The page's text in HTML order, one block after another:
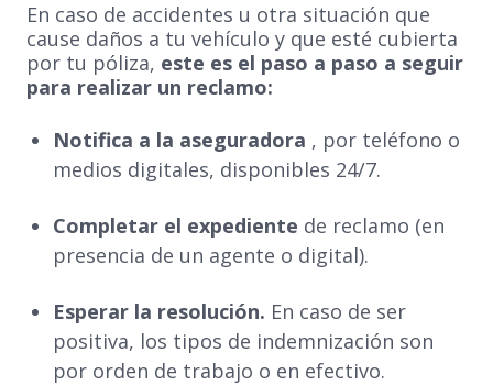
En caso de accidentes u otra situación que
cause daños a tu vehículo y que esté cubierta
por tu póliza, este es el paso a paso a seguir
para realizar un reclamo:
Notifica a la aseguradora , por teléfono o
medios digitales, disponibles 24/7.
Completar el expediente de reclamo (en
presencia de un agente o digital).
Esperar la resolución. En caso de ser
positiva, los tipos de indemnización son
por orden de trabajo o en efectivo.